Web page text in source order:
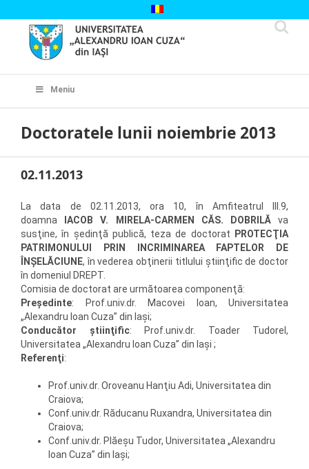
to
content
Meniu
Doctoratele lunii noiembrie 2013
02.11.2013
La data de 02.11.2013, ora 10, în Amfiteatrul III.9,
doamna
IACOB V. MIRELA-CARMEN CĂS. DOBRILĂva
susţine, în şedinţă publică, teza de doctorat
PROTECŢIA
PATRIMONULUI PRIN INCRIMINAREA FAPTELOR DE
ÎNŞELĂCIUNE, în vederea obţinerii titlului ştiinţific de doctor
în domeniul DREPT.
Comisia de doctorat are următoarea componenţă:
Preşedinte: Prof.univ.dr. Macovei Ioan, Universitatea
„Alexandru Ioan Cuza” din Iaşi;
Conducător ştiinţific: Prof.univ.dr. Toader Tudorel,
Universitatea „Alexandru Ioan Cuza” din Iaşi ;
Referenţi:
Prof.univ.dr. Oroveanu Hanţiu Adi, Universitatea din
Craiova;
Conf.univ.dr. Răducanu Ruxandra, Universitatea din
Craiova;
Conf.univ.dr. Plăeşu Tudor, Universitatea „Alexandru
Ioan Cuza” din Iaşi;